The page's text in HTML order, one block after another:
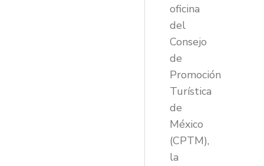
oficina
del
Consejo
de
Promoción
Turística
de
México
(CPTM),
la